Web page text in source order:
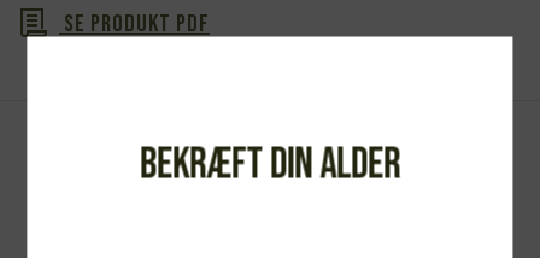
Se produkt PDF
Fra samme vinbonde
Bekræft din alder